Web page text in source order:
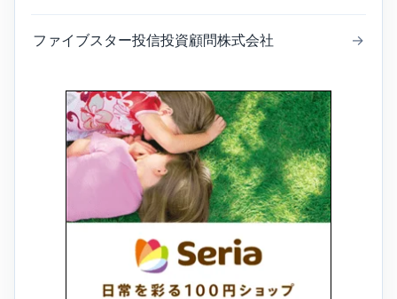
ファイブスター投信投資顧問株式会社 →